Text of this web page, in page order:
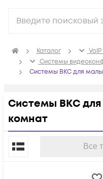
Каталог
Системы
Системы ВКС для
Системы ВКС
комнат
Все
По популярности